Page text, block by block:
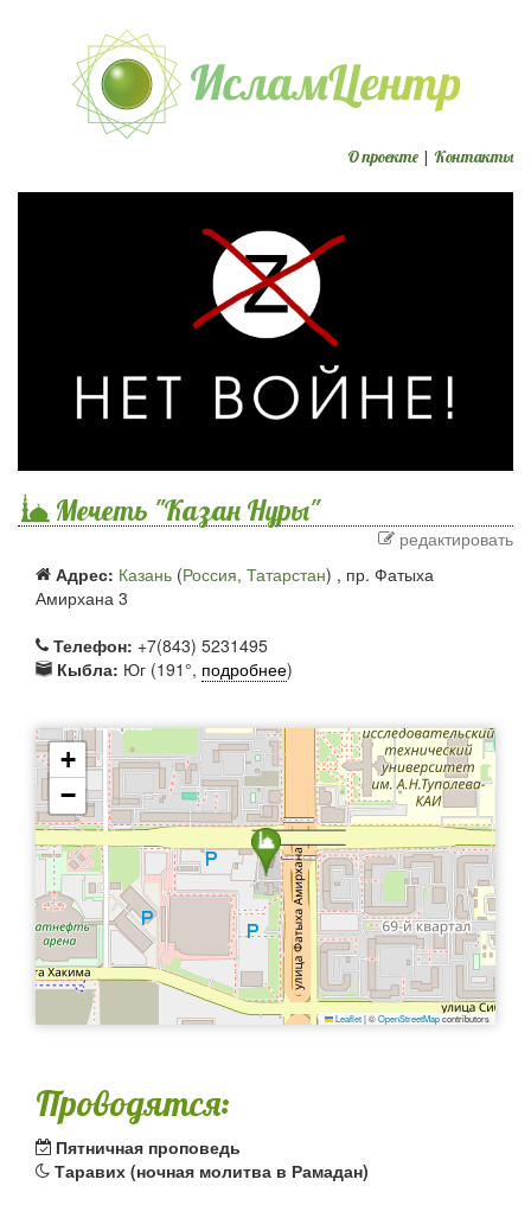
О проекте | Контакты
Мечеть "Казан Нуры"
редактировать
Адрес: Казань (Россия, Татарстан) , пр. Фатыха
Амирхана 3
Телефон: +7(843) 5231495
Кыбла: Юг (191°, подробнее)
+
−
Leaflet|©OpenStreetMapcontributors
Проводятся:
Пятничная проповедь
Таравих (ночная молитва в Рамадан)